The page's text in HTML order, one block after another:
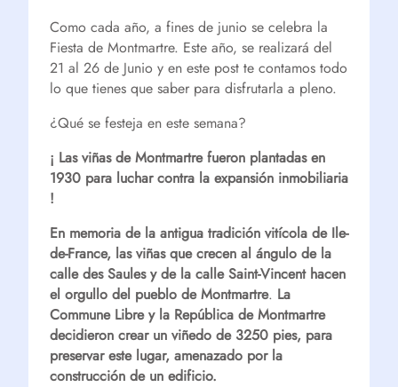
Como cada año, a fines de junio se celebra la
Fiesta de Montmartre. Este año, se realizará del
21 al 26 de Junio y en este post te contamos todo
lo que tienes que saber para disfrutarla a pleno.
¿Qué se festeja en este semana?
¡ Las viñas de Montmartre fueron plantadas en
1930 para luchar contra la expansión inmobiliaria
!
En memoria de la antigua tradición vitícola de Ile-
de-France, las viñas que crecen al ángulo de la
calle des Saules y de la calle Saint-Vincent hacen
el orgullo del pueblo de Montmartre. La
Commune Libre y la República de Montmartre
decidieron crear un viñedo de 3250 pies, para
preservar este lugar, amenazado por la
construcción de un edificio.